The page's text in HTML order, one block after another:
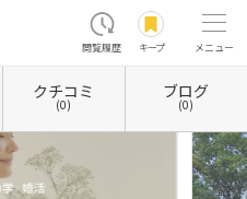
閲覧履歴 キープ メニュー
yui salon 縁
クチコミ
(0)
ブログ
(0)